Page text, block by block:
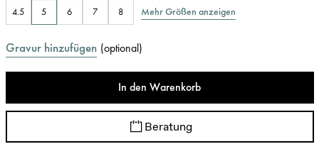
4.5 5 6 7 8 Mehr Größen anzeigen
Gravur hinzufügen (optional)
In den Warenkorb
Beratung